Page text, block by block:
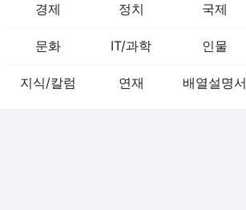
경제 정치 국제
문화 IT/과학 인물
지식/칼럼 연재 배열설명서